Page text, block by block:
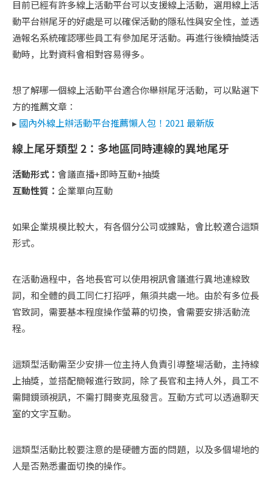
目前已經有許多線上活動平台可以支援線上活動，選用線上活
動平台辦尾牙的好處是可以確保活動的隱私性與安全性，並透
過報名系統確認哪些員工有參加尾牙活動。再進行後續抽獎活
動時，比對資料會相對容易得多。
想了解哪一個線上活動平台適合你舉辦尾牙活動，可以點選下
方的推薦文章：
▸ 國內外線上辦活動平台推薦懶人包！2021 最新版
線上尾牙類型 2：多地區同時連線的異地尾牙
活動形式： 會議直播+即時互動+抽獎
互動性質： 企業單向互動
如果企業規模比較大，有各個分公司或據點，會比較適合這類
形式。
在活動過程中，各地長官可以使用視訊會議進行異地連線致
詞，和全體的員工同仁打招呼，無須共處一地。由於有多位長
官致詞，需要基本程度操作螢幕的切換，會需要安排活動流
程。
這類型活動需至少安排一位主持人負責引導整場活動，主持線
上抽獎，並搭配簡報進行致詞，除了長官和主持人外，員工不
需開鏡頭視訊，不需打開麥克風發言。互動方式可以透過聊天
室的文字互動。
這類型活動比較要注意的是硬體方面的問題，以及多個場地的
人是否熟悉畫面切換的操作。